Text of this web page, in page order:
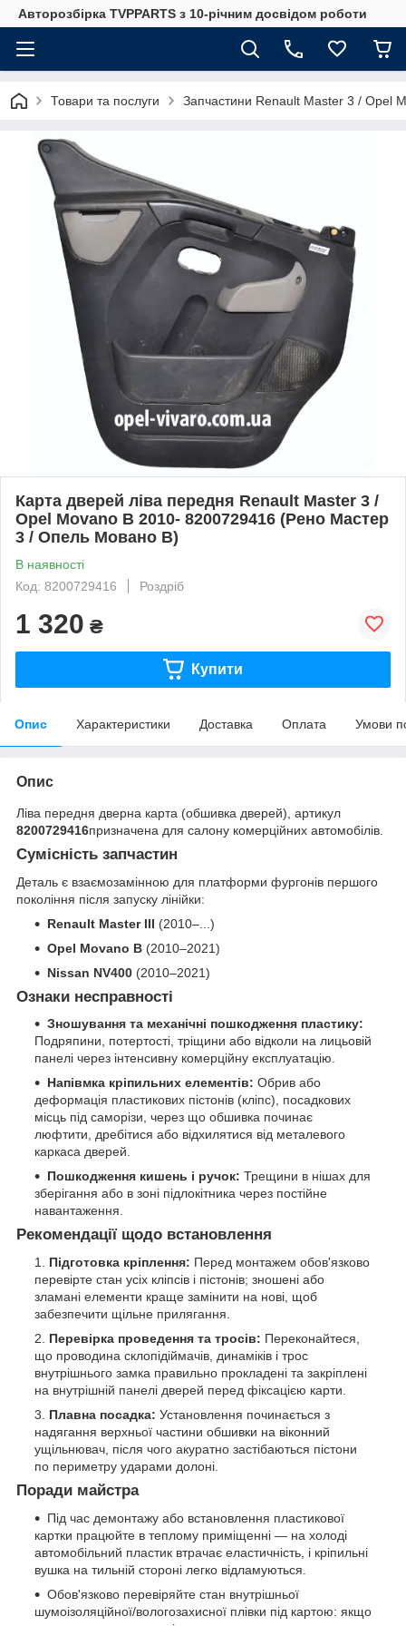
Авторозбірка TVPPARTS з 10-річним досвідом роботи
Товари та послуги Запчастини Renault Master 3 / Opel
Карта дверей ліва передня Renault Master 3 /
Opel Movano B 2010- 8200729416 (Рено Мастер
3 / Опель Мовано B)
В наявності
Код: 8200729416
Роздріб
1 320 ₴
Купити
Опис Характеристики Доставка Оплата Умови
Опис
Ліва передня дверна карта (обшивка дверей), артикул
8200729416призначена для салону комерційних автомобілів.
Сумісність запчастин
Деталь є взаємозамінною для платформи фургонів першого
покоління після запуску лінійки:
Renault Master III (2010–...)
Opel Movano B (2010–2021)
Nissan NV400 (2010–2021)
Ознаки несправності
Зношування та механічні пошкодження пластику:
Подряпини, потертості, тріщини або відколи на лицьовій
панелі через інтенсивну комерційну експлуатацію.
Напівмка кріпильних елементів: Обрив або
деформація пластикових пістонів (кліпс), посадкових
місць під саморізи, через що обшивка починає
люфтити, дребітися або відхилятися від металевого
каркаса дверей.
Пошкодження кишень і ручок: Трещини в нішах для
зберігання або в зоні підлокітника через постійне
навантаження.
Рекомендації щодо встановлення
Підготовка кріплення: Перед монтажем обов'язково
перевірте стан усіх кліпсів і пістонів; зношені або
зламані елементи краще замінити на нові, щоб
забезпечити щільне прилягання.
Перевірка проведення та тросів: Переконайтеся,
що проводина склопідіймачів, динаміків і трос
внутрішнього замка правильно прокладені та закріплені
на внутрішній панелі дверей перед фіксацією карти.
Плавна посадка: Установлення починається з
надягання верхньої частини обшивки на віконний
ущільнювач, після чого акуратно застібаються пістони
по периметру ударами долоні.
Поради майстра
Під час демонтажу або встановлення пластикової
картки працюйте в теплому приміщенні — на холоді
автомобільний пластик втрачає еластичність, і кріпильні
вушка на тильній стороні легко відламуються.
Обов'язково перевіряйте стан внутрішньої
шумоізоляційної/вологозахисної плівки під картою: якщо